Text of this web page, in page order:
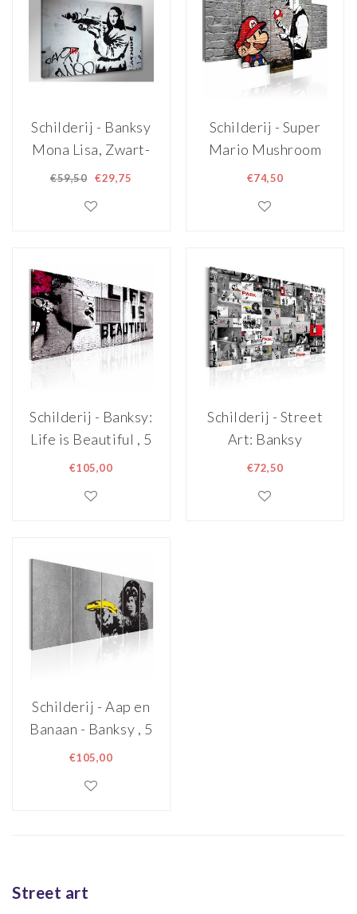
Schilderij - Banksy
Mona Lisa, Zwart-
Wit, 80X60cm,
€59,50 €29,75
Schilderij - Super
Mario Mushroom
Cop - Banksy,
5luik
€74,50
Schilderij - Banksy:
Life is Beautiful , 5
luik , rode bloem
€105,00
Schilderij - Street
Art: Banksy
€72,50
Schilderij - Aap en
Banaan - Banksy , 5
luik
€105,00
Street art